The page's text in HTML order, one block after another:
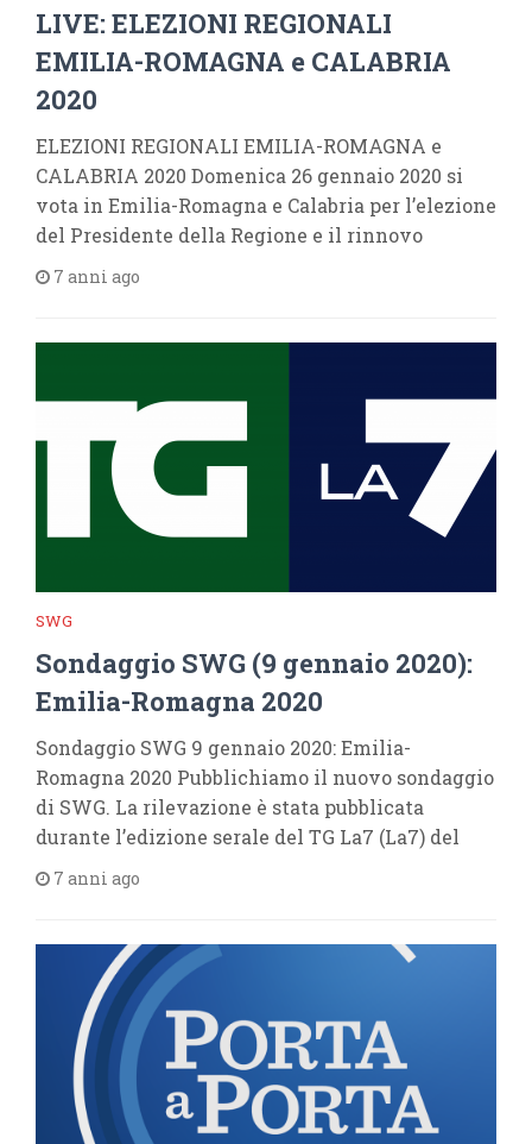
LIVE: ELEZIONI REGIONALI
EMILIA-ROMAGNA e CALABRIA
2020
ELEZIONI REGIONALI EMILIA-ROMAGNA e
CALABRIA 2020 Domenica 26 gennaio 2020 si
vota in Emilia-Romagna e Calabria per l’elezione
del Presidente della Regione e il rinnovo
7 anni ago
SWG
Sondaggio SWG (9 gennaio 2020):
Emilia-Romagna 2020
Sondaggio SWG 9 gennaio 2020: Emilia-
Romagna 2020 Pubblichiamo il nuovo sondaggio
di SWG. La rilevazione è stata pubblicata
durante l’edizione serale del TG La7 (La7) del
7 anni ago